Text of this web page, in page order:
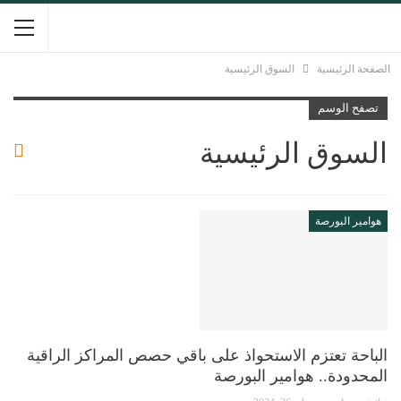
الصفحة الرئيسية السوق الرئيسية
تصفح الوسم
السوق الرئيسية
هوامير البورصة
الباحة تعتزم الاستحواذ على باقي حصص المراكز الراقية
المحدودة.. هوامير البورصة